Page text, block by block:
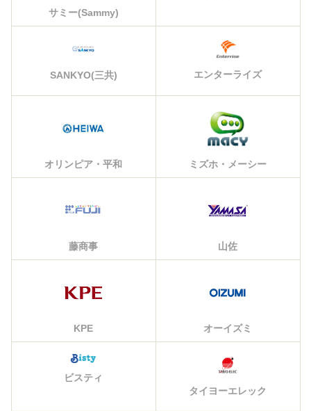
サミー(Sammy)
SANKYO(三共) エンターライズ
オリンピア・平和 ミズホ・メーシー
藤商事 山佐
KPE オーイズミ
ビスティ
タイヨーエレック